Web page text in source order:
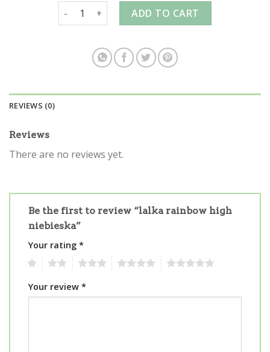
lalka rainbow high niebieska quantity
ADD TO CART
REVIEWS (0)
Reviews
There are no reviews yet.
Be the first to review “lalka rainbow high
niebieska”
Your rating *
Your review *